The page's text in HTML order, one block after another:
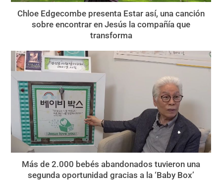
Chloe Edgecombe presenta Estar así, una canción
sobre encontrar en Jesús la compañía que
transforma
Más de 2.000 bebés abandonados tuvieron una
segunda oportunidad gracias a la ‘Baby Box’